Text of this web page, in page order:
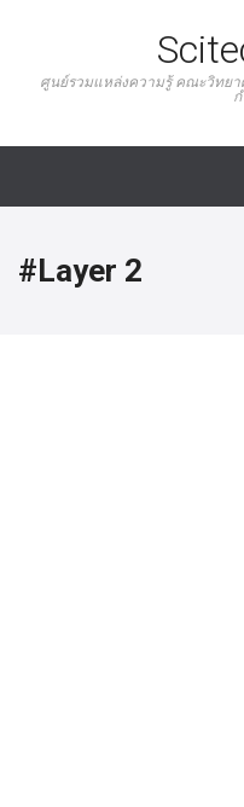
ศูนย์รวมแหล่งความรู้ คณะวิทยา
#Layer 2